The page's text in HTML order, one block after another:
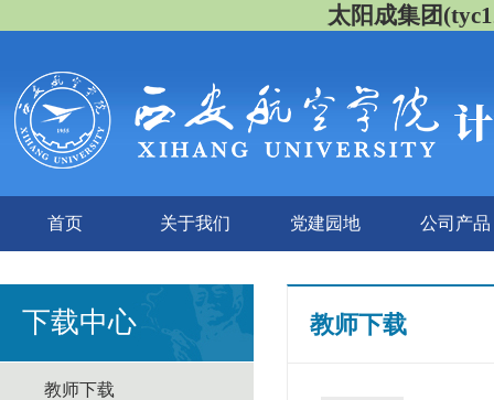
太阳成集团
首页 关于我们 党建园地 公司产品
下载中心
教师下载
教师下载